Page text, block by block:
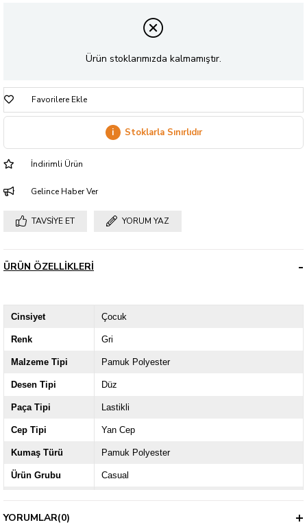
Ürün stoklarımızda kalmamıştır.
Favorilere Ekle
i Stoklarla Sınırlıdır
İndirimli Ürün
Gelince Haber Ver
TAVSIYE ET YORUM YAZ
ÜRÜN ÖZELLIKLERI
Cinsiyet Çocuk
Renk Gri
Malzeme Tipi Pamuk Polyester
Desen Tipi Düz
Paça Tipi Lastikli
Cep Tipi Yan Cep
Kumaş Türü Pamuk Polyester
Ürün Grubu Casual
Bel Tipi
YORUMLAR(0)